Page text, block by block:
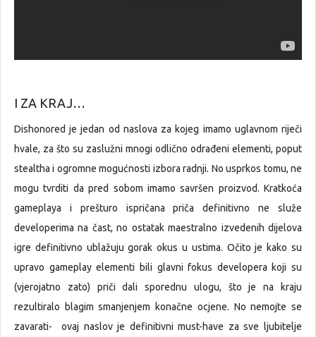
I ZA KRAJ…
Dishonored je jedan od naslova za kojeg imamo uglavnom riječi
hvale, za što su zaslužni mnogi odlično odrađeni elementi, poput
stealtha i ogromne mogućnosti izbora radnji. No usprkos tomu, ne
mogu tvrditi da pred sobom imamo savršen proizvod. Kratkoća
gameplaya i prešturo ispričana priča definitivno ne služe
developerima na čast, no ostatak maestralno izvedenih dijelova
igre definitivno ublažuju gorak okus u ustima. Očito je kako su
upravo gameplay elementi bili glavni fokus developera koji su
(vjerojatno zato) priči dali sporednu ulogu, što je na kraju
rezultiralo blagim smanjenjem konačne ocjene. No nemojte se
zavarati- ovaj naslov je definitivni must-have za sve ljubitelje